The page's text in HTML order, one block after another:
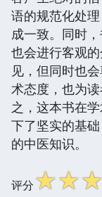
语的规范化处
成一致。同时
也会进行客观
见，但同时也
术态度，也为
之，这本书在
下了坚实的基
的中医知识。
评分☆☆☆